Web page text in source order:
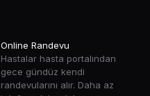
Online Randevu
Hastalar hasta portalından
gece gündüz kendi
randevularını alır. Daha az